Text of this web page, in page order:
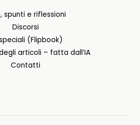
spunti e riflessioni
Discorsi
(Flipbook)
articoli – fatta dall’IA
Contatti